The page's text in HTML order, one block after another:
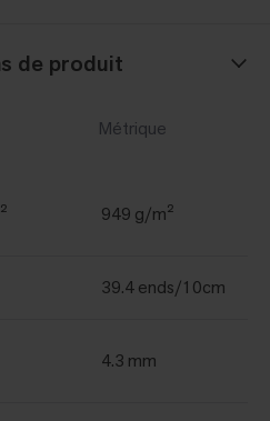
de produit
Métrique
949 g/m²
39.4 ends/10cm
4.3 mm